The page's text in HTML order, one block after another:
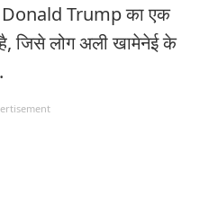
Donald Trump का एक
है, जिसे लोग अली खामेनेई के